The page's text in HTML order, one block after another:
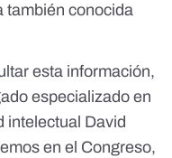
también conocida
esta información,
especializado en
intelectual David
en el Congreso,